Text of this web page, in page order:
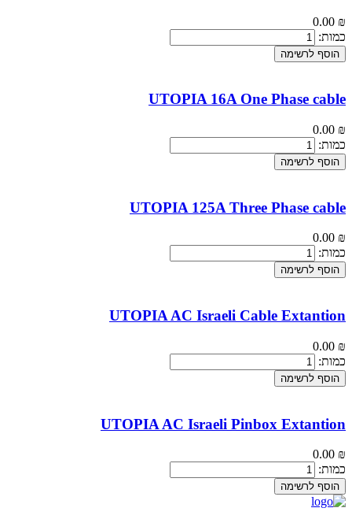
0.00 ₪
כמות:
הוסף לרשימה
UTOPIA 16A One Phase cable
0.00 ₪
כמות:
הוסף לרשימה
UTOPIA 125A Three Phase cable
0.00 ₪
כמות:
הוסף לרשימה
UTOPIA AC Israeli Cable Extantion
0.00 ₪
כמות:
הוסף לרשימה
UTOPIA AC Israeli Pinbox Extantion
0.00 ₪
כמות:
הוסף לרשימה